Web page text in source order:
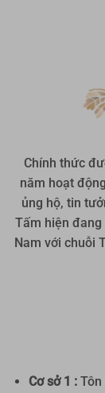
Chính thức
năm hoạt
ủng hộ, tin
Tấm hiện
Nam với chuỗi
Cơ sở 1 :Tôn